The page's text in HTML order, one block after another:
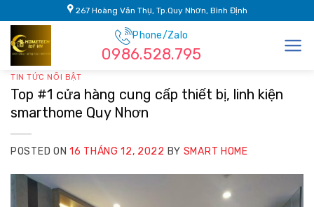
to
content
267 Hoàng Văn Thụ, Tp.Quy Nhơn, Bình Định
Phone/Zalo
0986.528.795
TIN TỨC NỔI BẬT
Top #1 cửa hàng cung cấp thiết bị, linh kiện
smarthome Quy Nhơn
POSTED ON 16 THÁNG 12, 2022 BY SMART HOME